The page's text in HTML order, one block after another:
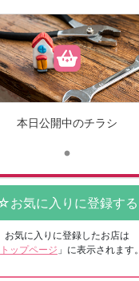
本日公開中のチラシ
お気に入りに登録したお店は
トップページ 」に表示されます。